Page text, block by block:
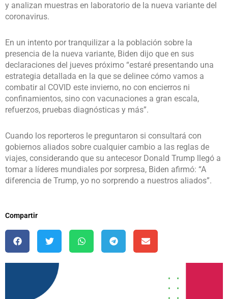
y analizan muestras en laboratorio de la nueva variante del
coronavirus.
En un intento por tranquilizar a la población sobre la
presencia de la nueva variante, Biden dijo que en sus
declaraciones del jueves próximo “estaré presentando una
estrategia detallada en la que se delinee cómo vamos a
combatir al COVID este invierno, no con encierros ni
confinamientos, sino con vacunaciones a gran escala,
refuerzos, pruebas diagnósticas y más”.
Cuando los reporteros le preguntaron si consultará con
gobiernos aliados sobre cualquier cambio a las reglas de
viajes, considerando que su antecesor Donald Trump llegó a
tomar a líderes mundiales por sorpresa, Biden afirmó: “A
diferencia de Trump, yo no sorprendo a nuestros aliados”.
Compartir